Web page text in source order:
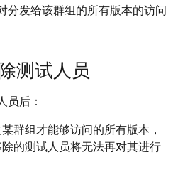
分发给该群组的所有版本的访问
测试人员
员后：
群组才能够访问的所有版本，
的测试人员将无法再对其进行